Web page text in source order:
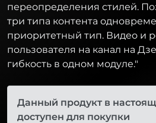
переопределения стилей.
три типа контента
приоритетный тип. Видео и
пользователя на канал на
гибкость в одном модуле."
Данный продукт в
доступен для покупки